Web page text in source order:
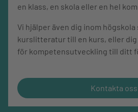
en klass, en skola eller en hel
Vi hjälper även dig inom
kurslitteratur till en kurs, eller
för kompetensutveckling till ditt
Kontakta oss